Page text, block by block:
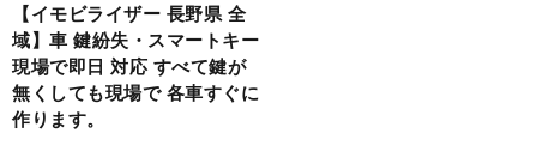
【イモビライザー 長野県 全
域】車 鍵紛失・スマートキー
現場で即日 対応 すべて鍵が
無くしても現場で 各車すぐに
作ります。